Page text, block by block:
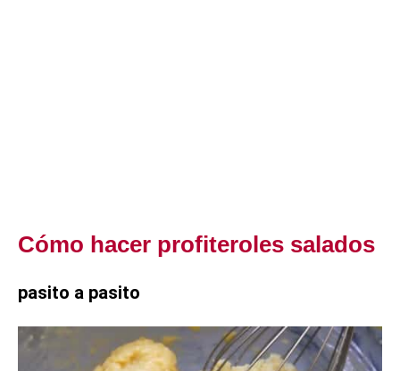
Cómo hacer profiteroles salados
pasito a pasito